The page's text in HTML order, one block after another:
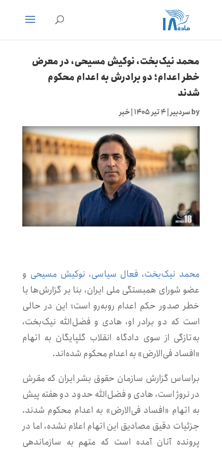
محمد نیک‌بخت، نوکیش مسیحی، در معرض
خطر اعدام؛ دو برادرش به اعدام محکوم
شدند
byسردبیر| ۴ تیر ۱۴۰۵ خبر
محمد نیک‌بخت، فعال سیاسی، نوکیش مسیحی و
عضو شورای همبستگی ملی ایران، بنا بر گزارش‌ها با
خطر صدور حکم اعدام روبه‌رو است؛ این در حالی
است که دو برادر او، هادی و فضل‌الله نیک‌بخت،
به‌تازگی از سوی دادگاه انقلاب گلپایگان به اتهام
«افساد فی‌الارض» به اعدام محکوم شده‌اند.
براساس گزارش سازمان حقوق بشر ایران که مقرش
در نروژ است، هادی و فضل‌الله حدود دو هفته پیش
به اتهام «افساد فی‌الارض» به اعدام محکوم شدند.
جزئیات دقیق مصادیق این اتهام اعلام نشده، اما در
پرونده آنان آمده است که متهم به سازماندهی